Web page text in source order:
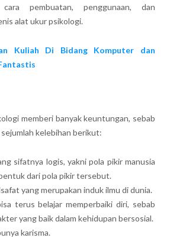
pembuatan, penggunaan, dan
alat ukur psikologi.
Kuliah Di Bidang Komputer dan
memberi banyak keuntungan, sebab
kelebihan berikut:
sifatnya logis, yakni pola pikir manusia
dari pola pikir tersebut.
yang merupakan induk ilmu di dunia.
terus belajar memperbaiki diri, sebab
yang baik dalam kehidupan bersosial.
karisma.